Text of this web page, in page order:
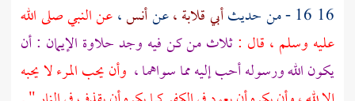
16 16 - من حديث
أبي قلابة ،عنأنس،عن النبي صلى الله
عليه وسلم ، قال :ثلاث من كن فيه وجد حلاوة الإيمان : أن
يكون الله ورسوله أحب إليه مما سواهما ، وأن يحب المرء لا يحبه